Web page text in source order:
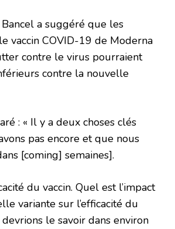
a suggéré que les
vaccin COVID-19 de Moderna
contre le virus pourraient
contre la nouvelle
: « Il y a deux choses clés
pas encore et que nous
[coming] semaines].
du vaccin. Quel est l’impact
variante sur l’efficacité du
devrions le savoir dans environ